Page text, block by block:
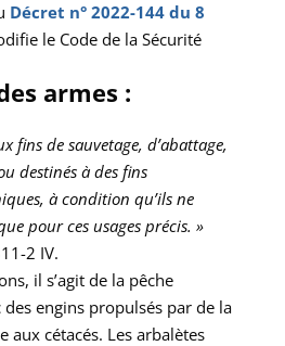
Décret n° 2022-144 du 8
le Code de la Sécurité
armes :
fins de sauvetage, d’abattage,
destinés à des fins
à condition qu’ils ne
pour ces usages précis. »
2 IV.
il s’agit de la pêche
engins propulsés par de la
aux cétacés. Les arbalètes